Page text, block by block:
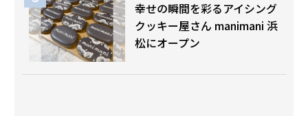
幸せの瞬間を彩るアイシング
クッキー屋さん manimani 浜
松にオープン